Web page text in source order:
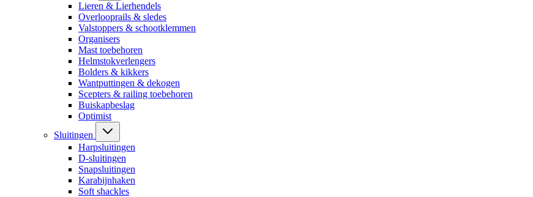
Lieren & Lierhendels
Overlooprails & sledes
Valstoppers & schootklemmen
Organisers
Mast toebehoren
Helmstokverlengers
Bolders & kikkers
Wantputtingen & dekogen
Scepters & railing toebehoren
Buiskapbeslag
Optimist
Sluitingen
Harpsluitingen
D-sluitingen
Snapsluitingen
Karabijnhaken
Soft shackles